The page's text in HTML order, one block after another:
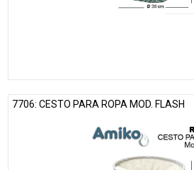
7706: CESTO PARA ROPA MOD. FLASH